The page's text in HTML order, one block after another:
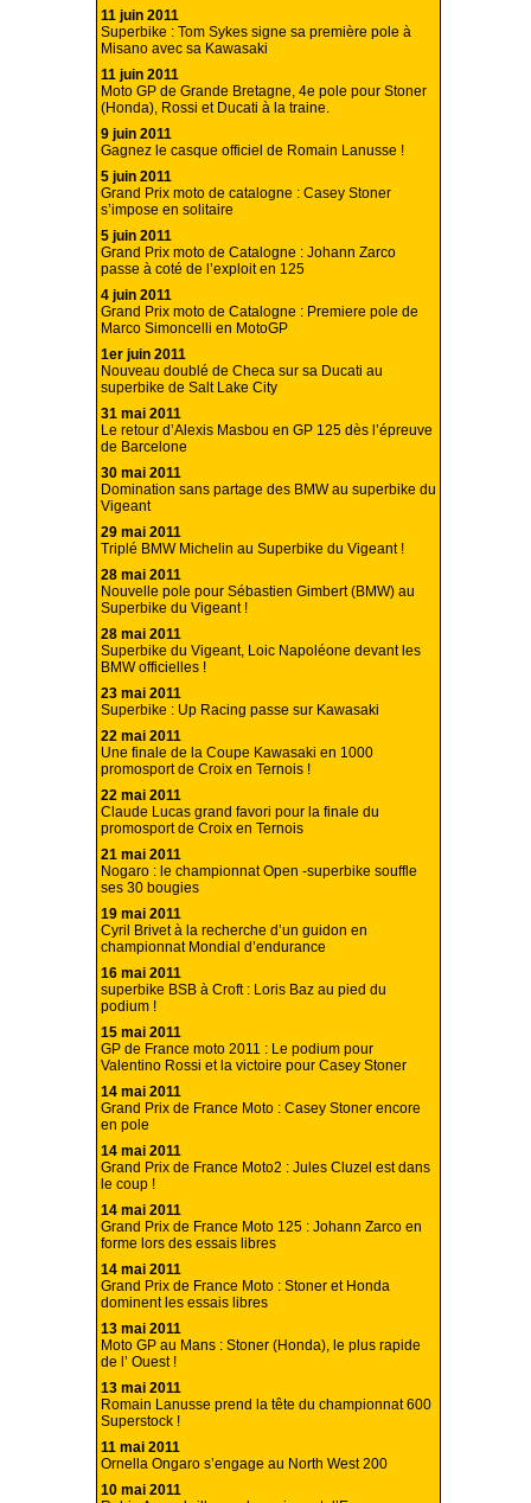
11 juin 2011
Superbike : Tom Sykes signe sa première pole à
Misano avec sa Kawasaki
11 juin 2011
Moto GP de Grande Bretagne, 4e pole pour Stoner
(Honda), Rossi et Ducati à la traine.
9 juin 2011
Gagnez le casque officiel de Romain Lanusse !
5 juin 2011
Grand Prix moto de catalogne : Casey Stoner
s’impose en solitaire
5 juin 2011
Grand Prix moto de Catalogne : Johann Zarco
passe à coté de l’exploit en 125
4 juin 2011
Grand Prix moto de Catalogne : Premiere pole de
Marco Simoncelli en MotoGP
1er juin 2011
Nouveau doublé de Checa sur sa Ducati au
superbike de Salt Lake City
31 mai 2011
Le retour d’Alexis Masbou en GP 125 dès l’épreuve
de Barcelone
30 mai 2011
Domination sans partage des BMW au superbike du
Vigeant
29 mai 2011
Triplé BMW Michelin au Superbike du Vigeant !
28 mai 2011
Nouvelle pole pour Sébastien Gimbert (BMW) au
Superbike du Vigeant !
28 mai 2011
Superbike du Vigeant, Loic Napoléone devant les
BMW officielles !
23 mai 2011
Superbike : Up Racing passe sur Kawasaki
22 mai 2011
Une finale de la Coupe Kawasaki en 1000
promosport de Croix en Ternois !
22 mai 2011
Claude Lucas grand favori pour la finale du
promosport de Croix en Ternois
21 mai 2011
Nogaro : le championnat Open -superbike souffle
ses 30 bougies
19 mai 2011
Cyril Brivet à la recherche d’un guidon en
championnat Mondial d’endurance
16 mai 2011
superbike BSB à Croft : Loris Baz au pied du
podium !
15 mai 2011
GP de France moto 2011 : Le podium pour
Valentino Rossi et la victoire pour Casey Stoner
14 mai 2011
Grand Prix de France Moto : Casey Stoner encore
en pole
14 mai 2011
Grand Prix de France Moto2 : Jules Cluzel est dans
le coup !
14 mai 2011
Grand Prix de France Moto 125 : Johann Zarco en
forme lors des essais libres
14 mai 2011
Grand Prix de France Moto : Stoner et Honda
dominent les essais libres
13 mai 2011
Moto GP au Mans : Stoner (Honda), le plus rapide
de l’ Ouest !
13 mai 2011
Romain Lanusse prend la tête du championnat 600
Superstock !
11 mai 2011
Ornella Ongaro s’engage au North West 200
10 mai 2011